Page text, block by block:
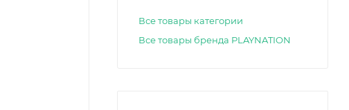
Все товары категории
Все товары бренда PLAYNATION